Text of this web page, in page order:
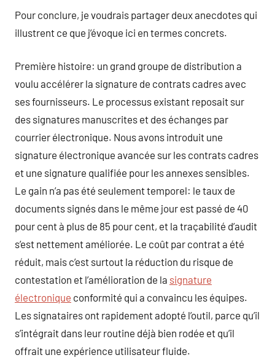
Pour conclure, je voudrais partager deux anecdotes qui
illustrent ce que j’évoque ici en termes concrets.
Première histoire: un grand groupe de distribution a
voulu accélérer la signature de contrats cadres avec
ses fournisseurs. Le processus existant reposait sur
des signatures manuscrites et des échanges par
courrier électronique. Nous avons introduit une
signature électronique avancée sur les contrats cadres
et une signature qualifiée pour les annexes sensibles.
Le gain n’a pas été seulement temporel: le taux de
documents signés dans le même jour est passé de 40
pour cent à plus de 85 pour cent, et la traçabilité d’audit
s’est nettement améliorée. Le coût par contrat a été
réduit, mais c’est surtout la réduction du risque de
contestation et l’amélioration de la signature
électronique conformité qui a convaincu les équipes.
Les signataires ont rapidement adopté l’outil, parce qu’il
s’intégrait dans leur routine déjà bien rodée et qu’il
offrait une expérience utilisateur fluide.